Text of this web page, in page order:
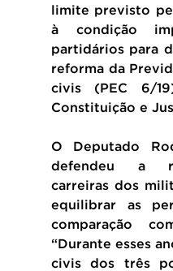
limite previsto
à condição
partidários para
reforma da
civis (PEC 6/
Constituição e
O Deputado
defendeu a
carreiras dos
equilibrar as
comparação
“Durante esses
civis dos três